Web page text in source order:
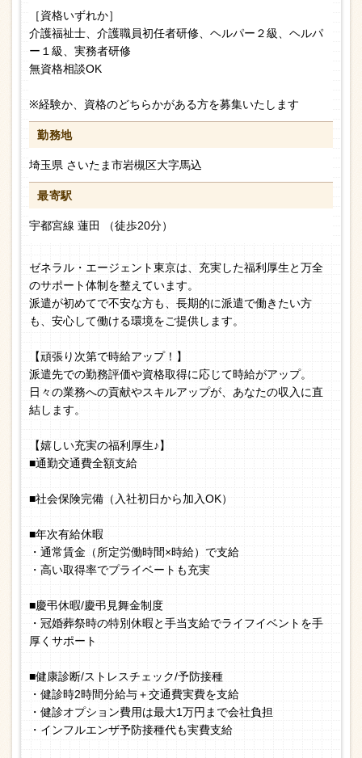
［資格いずれか］
介護福祉士、介護職員初任者研修、ヘルパー２級、ヘルパ
ー１級、実務者研修
無資格相談OK
※経験か、資格のどちらかがある方を募集いたします
勤務地
埼玉県 さいたま市岩槻区大字馬込
最寄駅
宇都宮線 蓮田 （徒歩20分）
ゼネラル・エージェント東京は、充実した福利厚生と万全
のサポート体制を整えています。
派遣が初めてで不安な方も、長期的に派遣で働きたい方
も、安心して働ける環境をご提供します。
【頑張り次第で時給アップ！】
派遣先での勤務評価や資格取得に応じて時給がアップ。
日々の業務への貢献やスキルアップが、あなたの収入に直
結します。
【嬉しい充実の福利厚生♪】
■通勤交通費全額支給
■社会保険完備（入社初日から加入OK）
■年次有給休暇
・通常賃金（所定労働時間×時給）で支給
・高い取得率でプライベートも充実
■慶弔休暇/慶弔見舞金制度
・冠婚葬祭時の特別休暇と手当支給でライフイベントを手
厚くサポート
■健康診断/ストレスチェック/予防接種
・健診時2時間分給与＋交通費実費を支給
・健診オプション費用は最大1万円まで会社負担
・インフルエンザ予防接種代も実費支給